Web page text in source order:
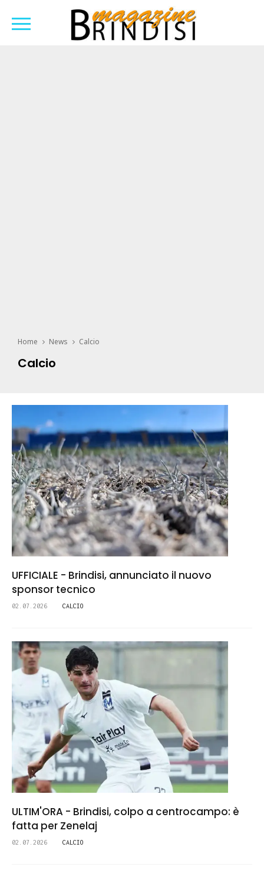
Home News Calcio
Calcio
UFFICIALE - Brindisi, annunciato il nuovo
sponsor tecnico
02.07.2026 CALCIO
ULTIM'ORA - Brindisi, colpo a centrocampo: è
fatta per Zenelaj
02.07.2026 CALCIO